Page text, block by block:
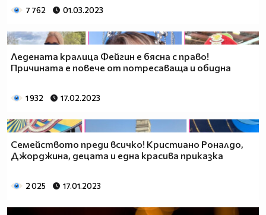
7 762 01.03.2023
Ледената кралица Фейгин е бясна с право!
Причината е повече от потресаваща и обидна
1 932 17.02.2023
Семейството преди всичко! Кристиано Роналдо,
Джорджина, децата и една красива приказка
2 025 17.01.2023